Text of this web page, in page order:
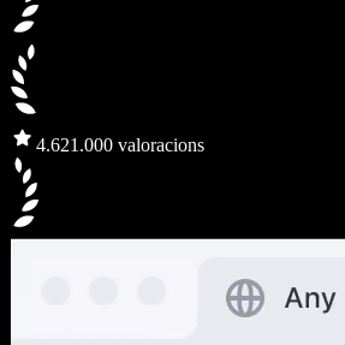
4.621.000 valoracions